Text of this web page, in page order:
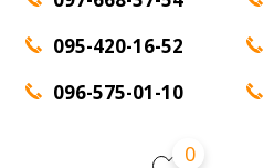
095-420-16-52
096-575-01-10
0